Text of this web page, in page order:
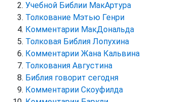
Учебной Библии МакАртура
Толкование Мэтью Генри
Комментарии МакДональда
Толковая Библия Лопухина
Комментарии Жана Кальвина
Толкования Августина
Библия говорит сегодня
Комментарии Скоуфилда